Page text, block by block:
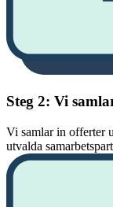
Steg 2: Vi
Vi samlar in offerter
utvalda